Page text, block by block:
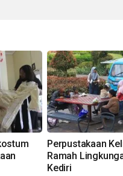
Perpustakaan
Ramah
Kediri